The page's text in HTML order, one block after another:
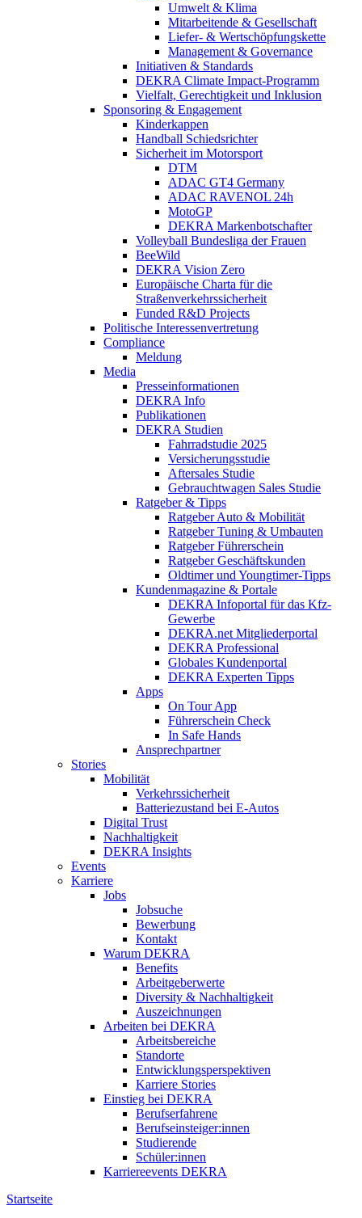
Umwelt & Klima
Mitarbeitende & Gesellschaft
Liefer- & Wertschöpfungskette
Management & Governance
Initiativen & Standards
DEKRA Climate Impact-Programm
Vielfalt, Gerechtigkeit und Inklusion​
Sponsoring & Engagement
Kinderkappen
Handball Schiedsrichter
Sicherheit im Motorsport
DTM
ADAC GT4 Germany
ADAC RAVENOL 24h
MotoGP
DEKRA Markenbotschafter
Volleyball Bundesliga der Frauen
BeeWild
DEKRA Vision Zero
Europäische Charta für die
Straßenverkehrssicherheit
Funded R&D Projects
Politische Interessenvertretung
Compliance
Meldung
Media
Presseinformationen
DEKRA Info
Publikationen
DEKRA Studien
Fahrradstudie 2025
Versicherungsstudie
Aftersales Studie
Gebrauchtwagen Sales Studie
Ratgeber & Tipps
Ratgeber Auto & Mobilität
Ratgeber Tuning & Umbauten
Ratgeber Führerschein
Ratgeber Geschäftskunden
Oldtimer und Youngtimer-Tipps
Kundenmagazine & Portale
DEKRA Infoportal für das Kfz-
Gewerbe
DEKRA.net Mitgliederportal
DEKRA Professional
Globales Kundenportal
DEKRA Experten Tipps
Apps
On Tour App
Führerschein Check
In Safe Hands
Ansprechpartner
Stories
Mobilität
Verkehrssicherheit
Batteriezustand bei E-Autos
Digital Trust
Nachhaltigkeit
DEKRA Insights
Events
Karriere
Jobs
Jobsuche
Bewerbung
Kontakt
Warum DEKRA
Benefits
Arbeitgeberwerte
Diversity & Nachhaltigkeit
Auszeichnungen
Arbeiten bei DEKRA
Arbeitsbereiche
Standorte
Entwicklungsperspektiven
Karriere Stories
Einstieg bei DEKRA
Berufserfahrene
Berufseinsteiger:innen
Studierende
Schüler:innen
Karriereevents DEKRA
Startseite